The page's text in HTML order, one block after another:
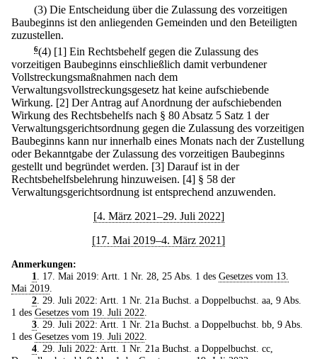
(3) Die Entscheidung über die Zulassung des vorzeitigen
Baubeginns ist den anliegenden Gemeinden und den Beteiligten
zuzustellen.
6(4) [1] Ein Rechtsbehelf gegen die Zulassung des
vorzeitigen Baubeginns einschließlich damit verbundener
Vollstreckungsmaßnahmen nach dem
Verwaltungsvollstreckungsgesetz hat keine aufschiebende
Wirkung. [2] Der Antrag auf Anordnung der aufschiebenden
Wirkung des Rechtsbehelfs nach § 80 Absatz 5 Satz 1 der
Verwaltungsgerichtsordnung gegen die Zulassung des vorzeitigen
Baubeginns kann nur innerhalb eines Monats nach der Zustellung
oder Bekanntgabe der Zulassung des vorzeitigen Baubeginns
gestellt und begründet werden. [3] Darauf ist in der
Rechtsbehelfsbelehrung hinzuweisen. [4] § 58 der
Verwaltungsgerichtsordnung ist entsprechend anzuwenden.
[4. März 2021–29. Juli 2022]
[17. Mai 2019–4. März 2021]
Anmerkungen:
1
. 17. Mai 2019: Artt. 1 Nr. 28, 25 Abs. 1 des Gesetzes vom 13.
Mai 2019
2. 29. Juli 2022: Artt. 1 Nr. 21a Buchst. a Doppelbuchst. aa, 9 Abs.
1 des Gesetzes vom 19. Juli 2022
3. 29. Juli 2022: Artt. 1 Nr. 21a Buchst. a Doppelbuchst. bb, 9 Abs.
1 des Gesetzes vom 19. Juli 2022
4. 29. Juli 2022: Artt. 1 Nr. 21a Buchst. a Doppelbuchst. cc,